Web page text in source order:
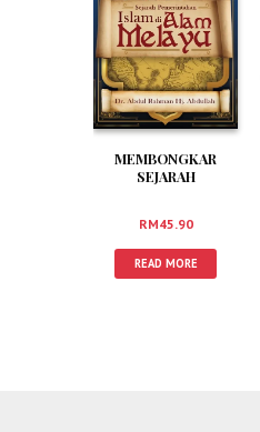
MEMBONGKAR
SEJARAH
MELAYU
RM45.90
READ MORE